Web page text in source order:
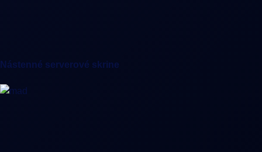
Nástenné serverové skrine